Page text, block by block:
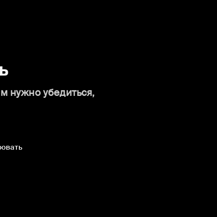
нужно убедиться,